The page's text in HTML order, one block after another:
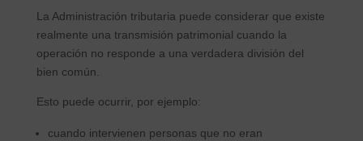
La Administración tributaria puede considerar que existe
realmente una transmisión patrimonial cuando la
operación no responde a una verdadera división del
bien común.
Esto puede ocurrir, por ejemplo:
cuando intervienen personas que no eran